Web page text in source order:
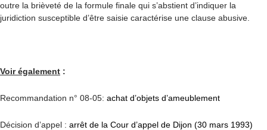
outre la brièveté de la formule finale qui s’abstient d’indiquer la
juridiction susceptible d’être saisie caractérise une clause abusive.
Voir également :
Recommandation n° 08-05: achat d’objets d’ameublement
Décision d’appel : arrêt de la Cour d’appel de Dijon (30 mars 1993)